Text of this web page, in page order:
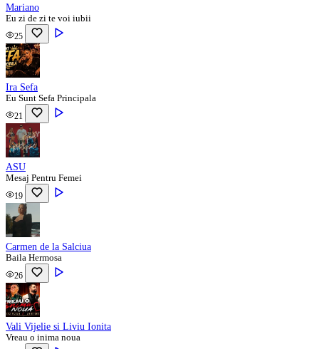
Mariano
Eu zi de zi te voi iubii
25
Ira Sefa
Eu Sunt Sefa Principala
21
ASU
Mesaj Pentru Femei
19
Carmen de la Salciua
Baila Hermosa
26
Vali Vijelie si Liviu Ionita
Vreau o inima noua